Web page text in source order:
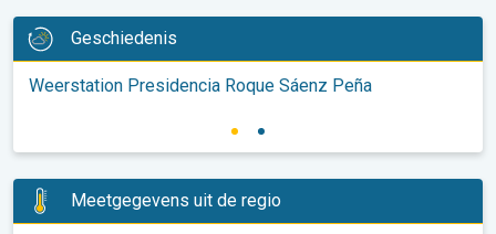
Geschiedenis
Weerstation Presidencia Roque Sáenz Peña
Meetgegevens uit de regio